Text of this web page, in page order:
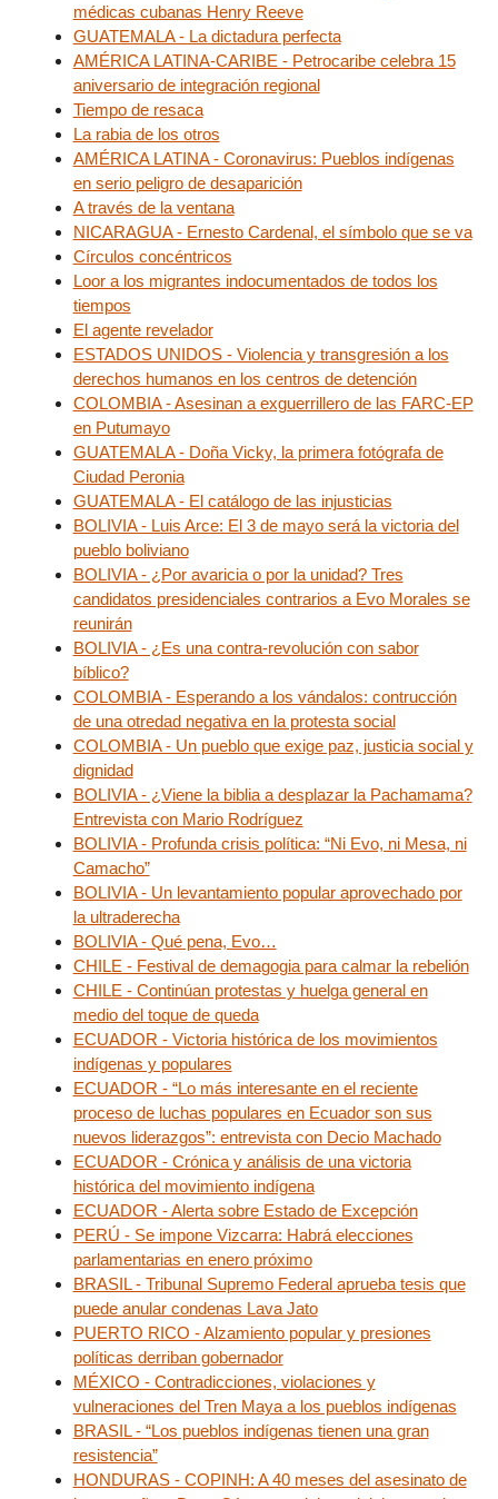
médicas cubanas Henry Reeve
GUATEMALA - La dictadura perfecta
AMÉRICA LATINA-CARIBE - Petrocaribe celebra 15
aniversario de integración regional
Tiempo de resaca
La rabia de los otros
AMÉRICA LATINA - Coronavirus: Pueblos indígenas
en serio peligro de desaparición
A través de la ventana
NICARAGUA - Ernesto Cardenal, el símbolo que se va
Círculos concéntricos
Loor a los migrantes indocumentados de todos los
tiempos
El agente revelador
ESTADOS UNIDOS - Violencia y transgresión a los
derechos humanos en los centros de detención
COLOMBIA - Asesinan a exguerrillero de las FARC-EP
en Putumayo
GUATEMALA - Doña Vicky, la primera fotógrafa de
Ciudad Peronia
GUATEMALA - El catálogo de las injusticias
BOLIVIA - Luis Arce: El 3 de mayo será la victoria del
pueblo boliviano
BOLIVIA - ¿Por avaricia o por la unidad? Tres
candidatos presidenciales contrarios a Evo Morales se
reunirán
BOLIVIA - ¿Es una contra-revolución con sabor
bíblico?
COLOMBIA - Esperando a los vándalos: contrucción
de una otredad negativa en la protesta social
COLOMBIA - Un pueblo que exige paz, justicia social y
dignidad
BOLIVIA - ¿Viene la biblia a desplazar la Pachamama?
Entrevista con Mario Rodríguez
BOLIVIA - Profunda crisis política: “Ni Evo, ni Mesa, ni
Camacho”
BOLIVIA - Un levantamiento popular aprovechado por
la ultraderecha
BOLIVIA - Qué pena, Evo…
CHILE - Festival de demagogia para calmar la rebelión
CHILE - Continúan protestas y huelga general en
medio del toque de queda
ECUADOR - Victoria histórica de los movimientos
indígenas y populares
ECUADOR - “Lo más interesante en el reciente
proceso de luchas populares en Ecuador son sus
nuevos liderazgos”: entrevista con Decio Machado
ECUADOR - Crónica y análisis de una victoria
histórica del movimiento indígena
ECUADOR - Alerta sobre Estado de Excepción
PERÚ - Se impone Vizcarra: Habrá elecciones
parlamentarias en enero próximo
BRASIL - Tribunal Supremo Federal aprueba tesis que
puede anular condenas Lava Jato
PUERTO RICO - Alzamiento popular y presiones
políticas derriban gobernador
MÉXICO - Contradicciones, violaciones y
vulneraciones del Tren Maya a los pueblos indígenas
BRASIL - “Los pueblos indígenas tienen una gran
resistencia”
HONDURAS - COPINH: A 40 meses del asesinato de